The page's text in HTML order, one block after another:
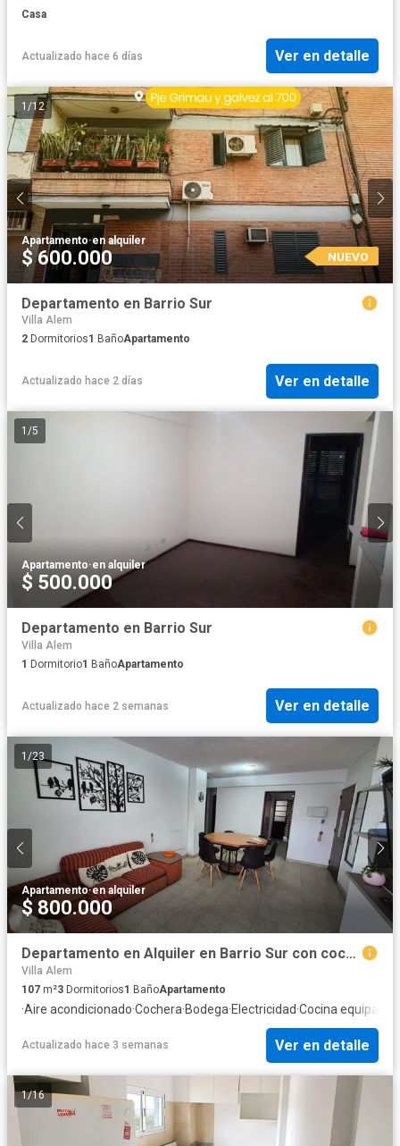
Casa
Actualizado hace 6 días Ver en detalle
1 /12
Apartamento·en alquiler
$ 600.000 NUEVO
Departamento en Barrio Sur
Villa Alem
2 Dormitorios1 BañoApartamento
Actualizado hace 2 días Ver en detalle
1 /5
Apartamento·en alquiler
$ 500.000
Departamento en Barrio Sur
Villa Alem
1 Dormitorio1 BañoApartamento
Actualizado hace 2 semanas Ver en detalle
1 /23
Apartamento·en alquiler
$ 800.000
Departamento en Alquiler en Barrio Sur con cochera
Villa Alem
107 m²3 Dormitorios1 BañoApartamento
·Aire acondicionado·Cochera·Bodega·Electricidad·Cocina equipada
Actualizado hace 3 semanas Ver en detalle
1/16